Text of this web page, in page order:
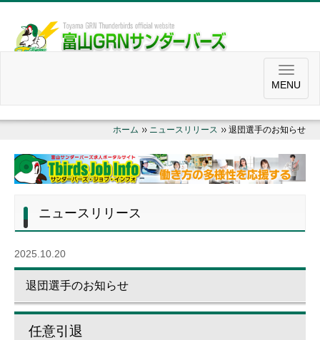
MENU
ホーム ニュースリリース 退団選手のお知らせ
ニュースリリース
2025.10.20
退団選手のお知らせ
任意引退